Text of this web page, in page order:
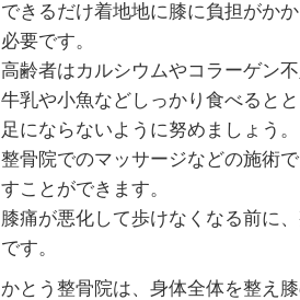
できるだけ着地地に膝に負担がか
必要です。
高齢者はカルシウムやコラーゲン
牛乳や小魚などしっかり食べると
足にならないように努めましょう。
整骨院でのマッサージなどの施術
すことができます。
膝痛が悪化して歩けなくなる前に
です。
かとう整骨院は、身体全体を整え